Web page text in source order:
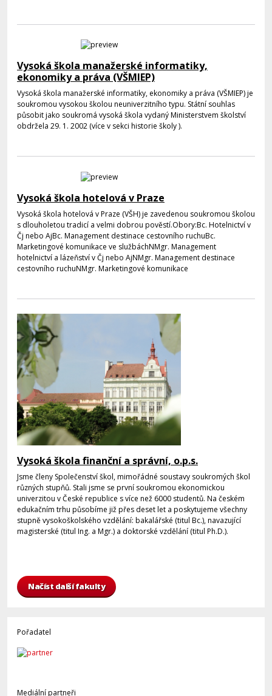
Vysoká škola manažerské informatiky,
ekonomiky a práva (VŠMIEP)
Vysoká škola manažerské informatiky, ekonomiky a práva (VŠMIEP) je
soukromou vysokou školou neuniverzitního typu. Státní souhlas
působit jako soukromá vysoká škola vydaný Ministerstvem školství
obdržela 29. 1. 2002 (více v sekci historie školy ).
Vysoká škola hotelová v Praze
Vysoká škola hotelová v Praze (VŠH) je zavedenou soukromou školou
s dlouholetou tradicí a velmi dobrou pověstí.Obory:Bc. Hotelnictví v
Čj nebo AjBc. Management destinace cestovního ruchuBc.
Marketingové komunikace ve službáchNMgr. Management
hotelnictví a lázeňství v Čj nebo AjNMgr. Management destinace
cestovního ruchuNMgr. Marketingové komunikace
Vysoká škola finanční a správní, o.p.s.
Jsme členy Společenství škol, mimořádné soustavy soukromých škol
různých stupňů. Stali jsme se první soukromou ekonomickou
univerzitou v České republice s více než 6000 studentů. Na českém
edukačním trhu působíme již přes deset let a poskytujeme všechny
stupně vysokoškolského vzdělání: bakalářské (titul Bc.), navazující
magisterské (titul Ing. a Mgr.) a doktorské vzdělání (titul Ph.D.).
Načíst další fakulty
Pořadatel
Mediální partneři